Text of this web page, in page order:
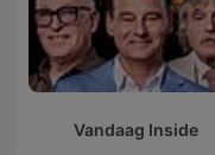
Vandaag Inside